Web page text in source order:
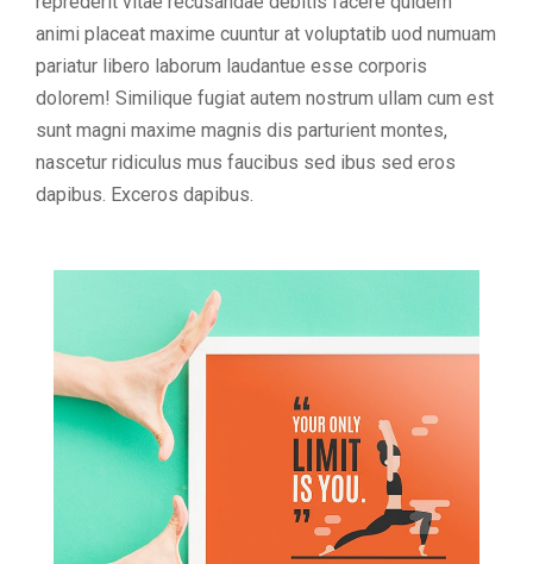
animi placeat maxime cuuntur at voluptatib uod numuam
pariatur libero laborum laudantue esse corporis
dolorem! Similique fugiat autem nostrum ullam cum est
sunt magni maxime magnis dis parturient montes,
nascetur ridiculus mus faucibus sed ibus sed eros
dapibus. Exceros dapibus.